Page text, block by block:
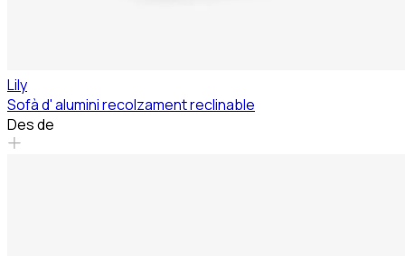
Lily
Sofà d' alumini recolzament reclinable
Des de